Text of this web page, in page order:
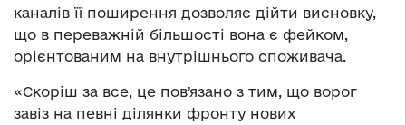
каналів її поширення дозволяє дійти висновку,
що в переважній більшості вона є фейком,
орієнтованим на внутрішнього споживача.
«Скоріш за все, це повʼязано з тим, що ворог
завіз на певні ділянки фронту нових